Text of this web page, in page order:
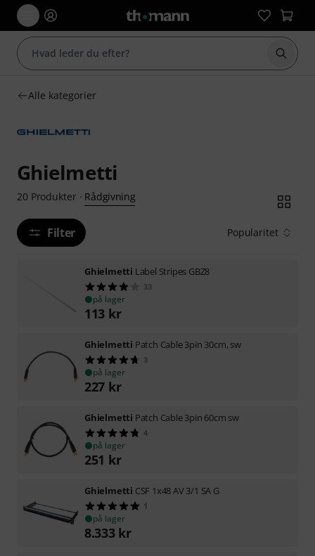
Start
Alle kategorier
Ghielmetti
20 Produkter· Rådgivning
Filter Popularitet
Ghielmetti Label Stripes GBZ8
33
på lager
113 kr
Ghielmetti Patch Cable 3pin 30cm, sw
3
på lager
227 kr
Ghielmetti Patch Cable 3pin 60cm sw
4
på lager
251 kr
Ghielmetti CSF 1x48 AV 3/1 SA G
1
på lager
8.333 kr